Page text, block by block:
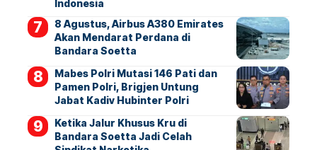
Indonesia
8 Agustus, Airbus A380 Emirates
Akan Mendarat Perdana di
Bandara Soetta
Mabes Polri Mutasi 146 Pati dan
Pamen Polri, Brigjen Untung
Jabat Kadiv Hubinter Polri
Ketika Jalur Khusus Kru di
Bandara Soetta Jadi Celah